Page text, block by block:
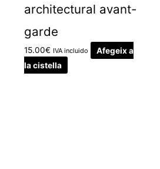
architectural avant-
garde
15.00€ IVA incluido
Afegeix a
la cistella